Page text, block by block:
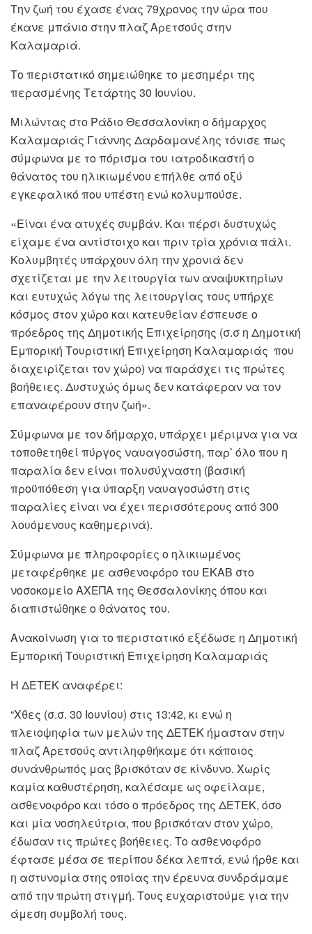
Την ζωή του έχασε ένας 79χρονος την ώρα που
έκανε μπάνιο στην πλαζ Αρετσούς στην
Καλαμαριά.
Το περιστατικό σημειώθηκε το μεσημέρι της
περασμένης Τετάρτης 30 Ιουνίου.
Μιλώντας στο Ράδιο Θεσσαλονίκη ο δήμαρχος
Καλαμαριάς Γιάννης Δαρδαμανέλης τόνισε πως
σύμφωνα με το πόρισμα του ιατροδικαστή ο
θάνατος του ηλικιωμένου επήλθε από οξύ
εγκεφαλικό που υπέστη ενώ κολυμπούσε.
«Είναι ένα ατυχές συμβάν. Και πέρσι δυστυχώς
είχαμε ένα αντίστοιχο και πριν τρία χρόνια πάλι.
Κολυμβητές υπάρχουν όλη την χρονιά δεν
σχετίζεται με την λειτουργία των αναψυκτηρίων
και ευτυχώς λόγω της λειτουργίας τους υπήρχε
κόσμος στον χώρο και κατευθείαν έσπευσε ο
πρόεδρος της Δημοτικής Επιχείρησης (σ.σ η Δημοτική
Εμπορική Τουριστική Επιχείρηση Καλαμαριάς που
διαχειρίζεται τον χώρο) να παράσχει τις πρώτες
βοήθειες. Δυστυχώς όμως δεν κατάφεραν να τον
επαναφέρουν στην ζωή».
Σύμφωνα με τον δήμαρχο, υπάρχει μέριμνα για να
τοποθετηθεί πύργος ναυαγοσώστη, παρ’ όλο που η
παραλία δεν είναι πολυσύχναστη (βασική
προϋπόθεση για ύπαρξη ναυαγοσώστη στις
παραλίες είναι να έχει περισσότερους από 300
λουόμενους καθημερινά).
Σύμφωνα με πληροφορίες ο ηλικιωμένος
μεταφέρθηκε με ασθενοφόρο του ΕΚΑΒ στο
νοσοκομείο ΑΧΕΠΑ της Θεσσαλονίκης όπου και
διαπιστώθηκε ο θάνατος του.
Ανακοίνωση για το περιστατικό εξέδωσε η Δημοτική
Εμπορική Τουριστική Επιχείρηση Καλαμαριάς
Η ΔΕΤΕΚ αναφέρει:
“Χθες (σ.σ. 30 Ιουνίου) στις 13:42, κι ενώ η
πλειοψηφία των μελών της ΔΕΤΕΚ ήμασταν στην
πλαζ Αρετσούς αντιληφθήκαμε ότι κάποιος
συνάνθρωπός μας βρισκόταν σε κίνδυνο. Χωρίς
καμία καθυστέρηση, καλέσαμε ως οφείλαμε,
ασθενοφόρο και τόσο ο πρόεδρος της ΔΕΤΕΚ, όσο
και μία νοσηλεύτρια, που βρισκόταν στον χώρο,
έδωσαν τις πρώτες βοήθειες. Το ασθενοφόρο
έφτασε μέσα σε περίπου δέκα λεπτά, ενώ ήρθε και
η αστυνομία στης οποίας την έρευνα συνδράμαμε
από την πρώτη στιγμή. Τους ευχαριστούμε για την
άμεση συμβολή τους.